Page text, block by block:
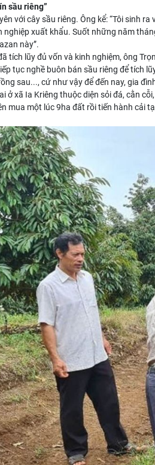
sầu riêng”
với cây sầu riêng. Ông kể: “Tôi sinh
nghiệp xuất khẩu. Suốt những năm
này”.
tích lũy đủ vốn và kinh nghiệm, ông
tục nghề buôn bán sầu riêng để tích
sau..., cứ như vậy để đến nay, gia
ở xã Ia Kriêng thuộc diện sỏi đá, cằn
mua một lúc 9ha đất rồi tiến hành cải